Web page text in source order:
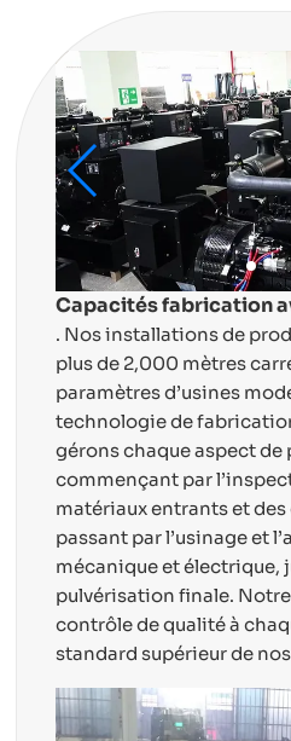
Capacités fabrication
. Nos installations de
plus de 2,000 mètres
paramètres d’usines
technologie de
gérons chaque aspect
commençant par
matériaux entrants et
passant par l’usinage et
mécanique et électrique,
pulvérisation finale.
contrôle de qualité à
standard supérieur de